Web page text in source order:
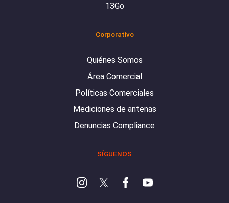
13Go
Corporativo
Quiénes Somos
Área Comercial
Políticas Comerciales
Mediciones de antenas
Denuncias Compliance
SÍGUENOS